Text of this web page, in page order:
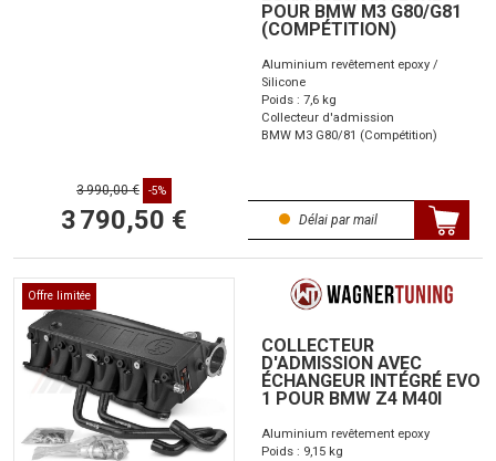
POUR BMW M3 G80/G81
(COMPÉTITION)
Aluminium revêtement epoxy /
Silicone
Poids : 7,6 kg
Collecteur d'admission
BMW M3 G80/81 (Compétition)
3 990,00 € -5%
3 790,50 € Délai par mail
Offre limitée
COLLECTEUR
D'ADMISSION AVEC
ÉCHANGEUR INTÉGRÉ EVO
1 POUR BMW Z4 M40I
Aluminium revêtement epoxy
Poids : 9,15 kg